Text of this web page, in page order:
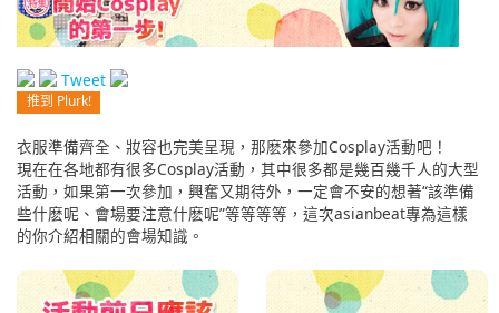
Tweet
推到 Plurk!
衣服準備齊全、妝容也完美呈現，那麽來參加Cosplay活動吧！
現在在各地都有很多Cosplay活動，其中很多都是幾百幾千人的大型
活動，如果第一次參加，興奮又期待外，一定會不安的想著“該準備
些什麽呢、會場要注意什麽呢”等等等等，這次asianbeat專為這樣
的你介紹相關的會場知識。